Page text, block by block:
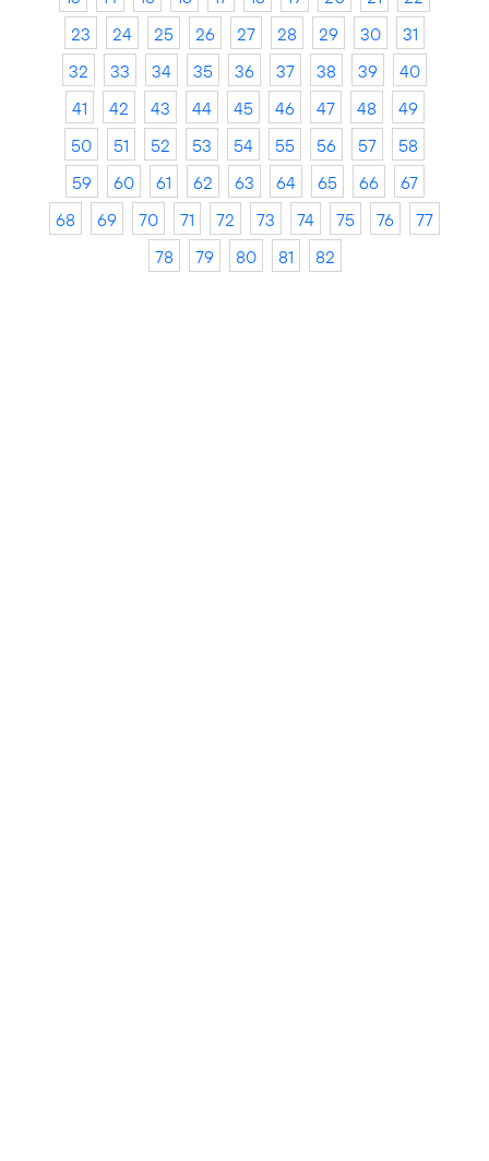
23
24 25 26 27 28 29 30
31
32
33 34 35 36 37 38 39
40
41
42 43 44 45 46 47 48
49
50
51 52 53 54 55 56 57
58
59
60 61 62 63 64 65 66
67
68
69 70 71 72 73 74 75 76
77
78
79 80 81 82